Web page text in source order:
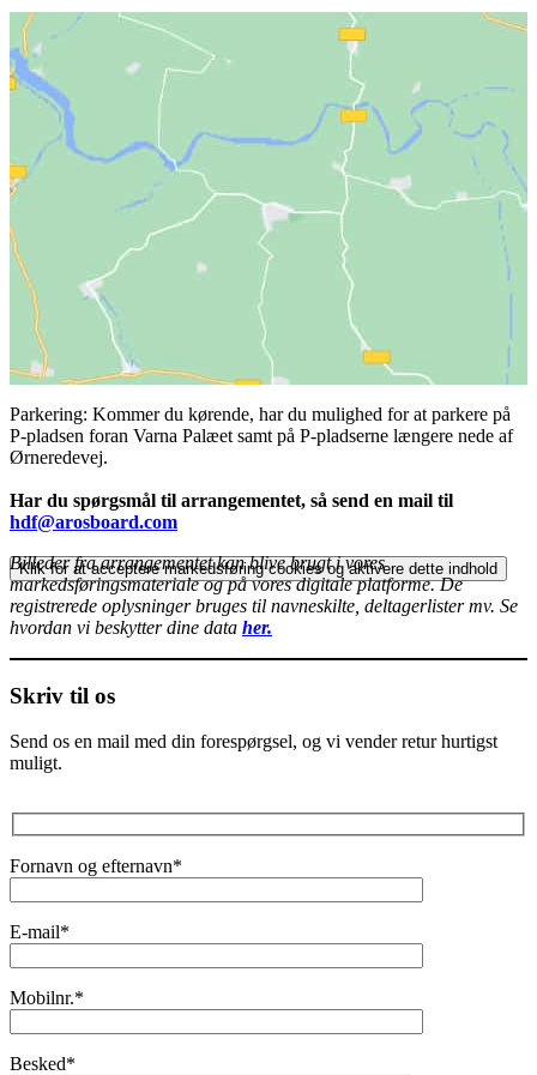
Klik for at acceptere markedsføring cookies og aktivere dette indhold
Parkering: Kommer du kørende, har du mulighed for at parkere på
P-pladsen foran Varna Palæet samt på P-pladserne længere nede af
Ørneredevej.
Har du spørgsmål til arrangementet, så send en mail til
hdf@arosboard.com
Billeder fra arrangementet kan blive brugt i vores
markedsføringsmateriale og på vores digitale platforme. De
registrerede oplysninger bruges til navneskilte, deltagerlister mv. Se
hvordan vi beskytter dine data her.
Skriv til os
Send os en mail med din forespørgsel, og vi vender retur hurtigst
muligt.
Fornavn og efternavn*
E-mail*
Mobilnr.*
Besked*